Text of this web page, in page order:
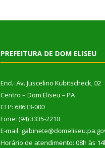
PREFEITURA DE DOM ELISEU
End.: Av. Juscelino Kubitscheck, 02
Centro – Dom Eliseu – PA
CEP: 68633-000
Fone: (94) 3335-2210
E-mail:
Horário de atendimento: 08h às